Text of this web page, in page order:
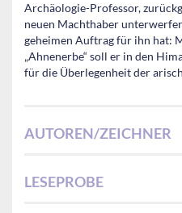
Archäologie-Professor,
neuen Machthaber
geheimen Auftrag für ihn hat:
„Ahnenerbe“ soll er in den
für die Überlegenheit der
AUTOREN/ZEICHNER
LESEPROBE